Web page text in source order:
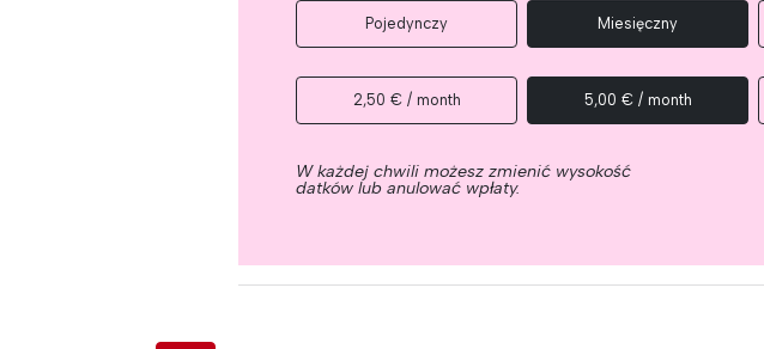
Pojedynczy Miesięczny
2,50 € / month 5,00 € / month
W każdej chwili możesz zmienić wysokość
datków lub anulować wpłaty.